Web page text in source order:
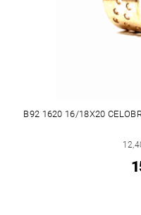
B92 1620 16/18X20